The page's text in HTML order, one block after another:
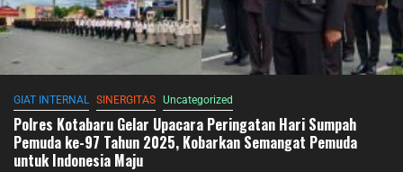
GIAT INTERNAL SINERGITAS Uncategorized
Polres Kotabaru Gelar Upacara Peringatan Hari Sumpah
Pemuda ke-97 Tahun 2025, Kobarkan Semangat Pemuda
untuk Indonesia Maju